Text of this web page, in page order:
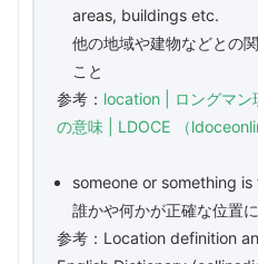
areas, buildings etc.
他の地域や建物などとの
こと
参考： location | ロングマ
の意味 | LDOCE （
someone or something
誰かや何かが正確な位置
参考：Location definition